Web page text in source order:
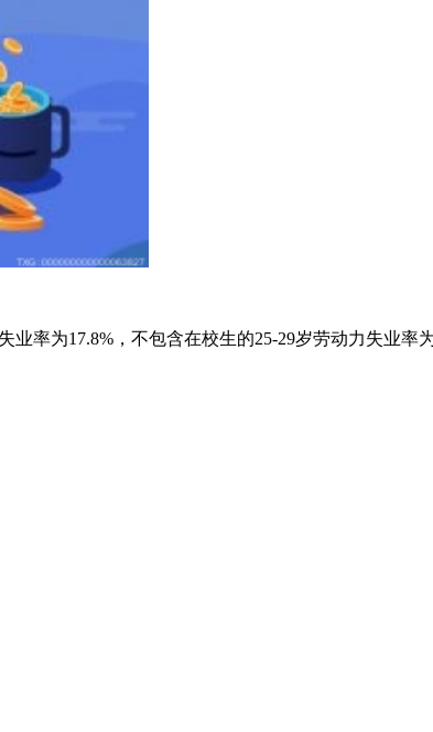
率为17.8%，不包含在校生的25-29岁劳动力失业率